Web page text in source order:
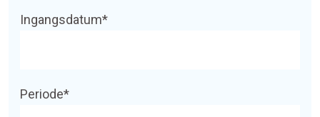
Ingangsdatum*
Periode*